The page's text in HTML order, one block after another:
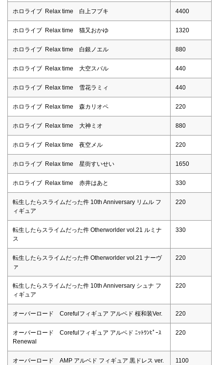
ホロライブ Relax time 白上フブキ 4400
ホロライブ Relax time 猫又おかゆ 1320
ホロライブ Relax time 白銀ノエル 880
ホロライブ Relax time 大空スバル 440
ホロライブ Relax time 雪花ラミィ 440
ホロライブ Relax time 森カリオペ 220
ホロライブ Relax time 大神ミオ 880
ホロライブ Relax time 夜空メル 220
ホロライブ Relax time 星街すいせい 1650
ホロライブ Relax time 赤井はあと 330
転生したらスライムだった件 10th Anniversary リムル フ
ィギュア
220
転生したらスライムだった件 Otherworlder vol.21 ルミナ
ス
330
転生したらスライムだった件 Otherworlder vol.21 ナーヴ
ァ
220
転生したらスライムだった件 10th Anniversary シュナ フ
ィギュア
220
オーバーロード Corefulフィギュア アルベド 桜和装Ver. 220
オーバーロード Corefulフィギュア アルベド ﾆｯﾄﾜﾝﾋﾟｰｽ
Renewal
220
オーバーロード AMP アルベド フィギュア 黒ドレス ver. 1100